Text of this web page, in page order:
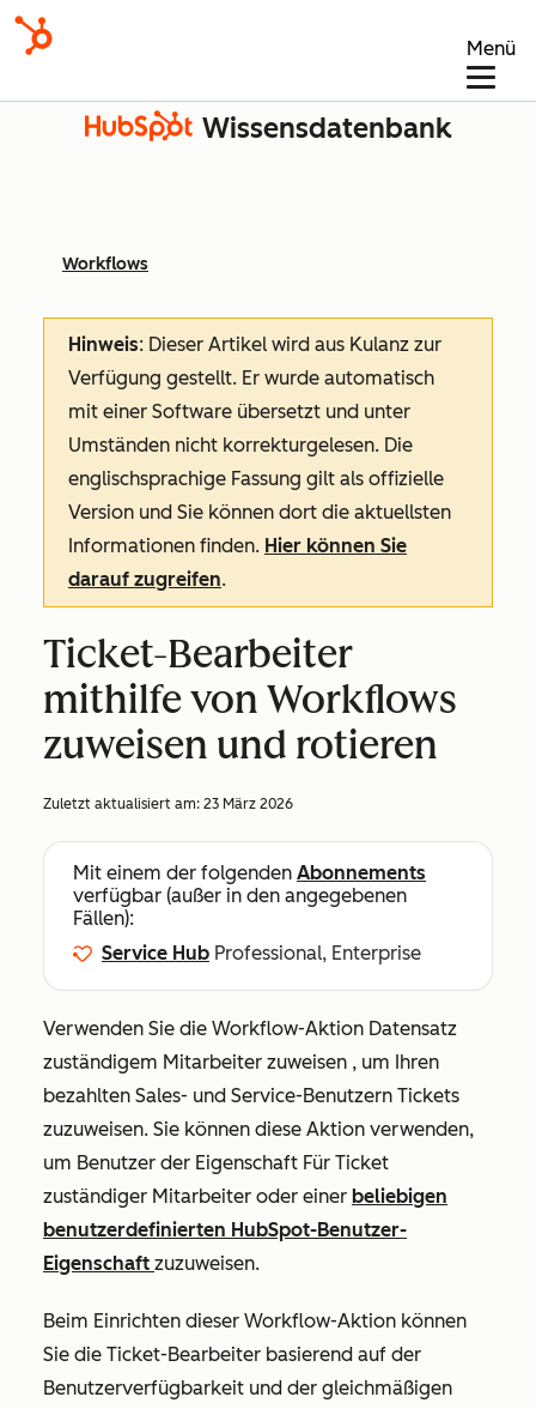
Menü
Wissensdatenbank
Workflows
Hinweis: Dieser Artikel wird aus Kulanz zur
Verfügung gestellt. Er wurde automatisch
mit einer Software übersetzt und unter
Umständen nicht korrekturgelesen. Die
englischsprachige Fassung gilt als offizielle
Version und Sie können dort die aktuellsten
Informationen finden. Hier können Sie
darauf zugreifen.
Ticket-Bearbeiter
mithilfe von Workflows
zuweisen und rotieren
Zuletzt aktualisiert am: 23 März 2026
Mit einem der folgenden Abonnements
verfügbar (außer in den angegebenen
Fällen):
Service Hub Professional, Enterprise
Verwenden Sie die Workflow-Aktion Datensatz
zuständigem Mitarbeiter zuweisen , um Ihren
bezahlten Sales- und Service-Benutzern Tickets
zuzuweisen. Sie können diese Aktion verwenden,
um Benutzer der Eigenschaft Für Ticket
zuständiger Mitarbeiter oder einer beliebigen
benutzerdefinierten HubSpot-Benutzer-
Eigenschaft zuzuweisen.
Beim Einrichten dieser Workflow-Aktion können
Sie die Ticket-Bearbeiter basierend auf der
Benutzerverfügbarkeit und der gleichmäßigen